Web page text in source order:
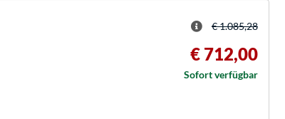
€ 1.085,28
€ 712,00
Sofort verfügbar